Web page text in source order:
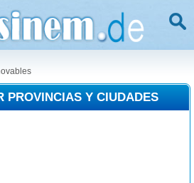
PROVINCIAS Y CIUDADES